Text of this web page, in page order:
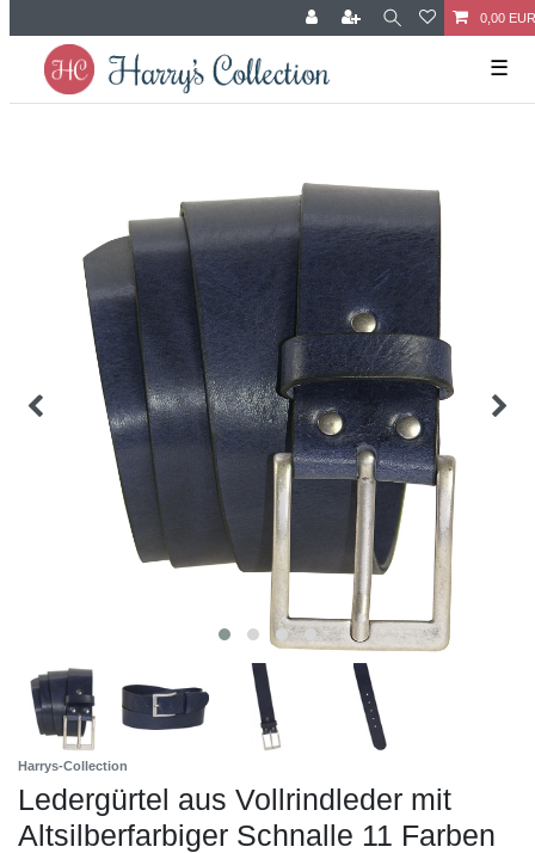
0,00 EUR
☰
Harrys-Collection
Ledergürtel aus Vollrindleder mit
Altsilberfarbiger Schnalle 11 Farben